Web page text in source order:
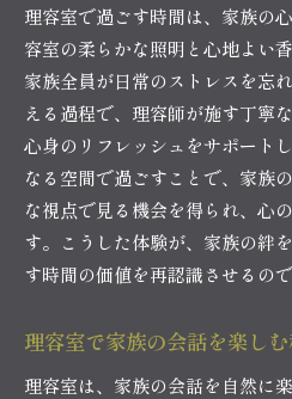
理容室で過ごす時間は、家族の
容室の柔らかな照明と心地よい
家族全員が日常のストレスを忘
える過程で、理容師が施す丁寧
心身のリフレッシュをサポート
なる空間で過ごすことで、家族
な視点で見る機会を得られ、心
す。こうした体験が、家族の絆
す時間の価値を再認識させるので
理容室で家族の会話を楽し
理容室は、家族の会話を自然に